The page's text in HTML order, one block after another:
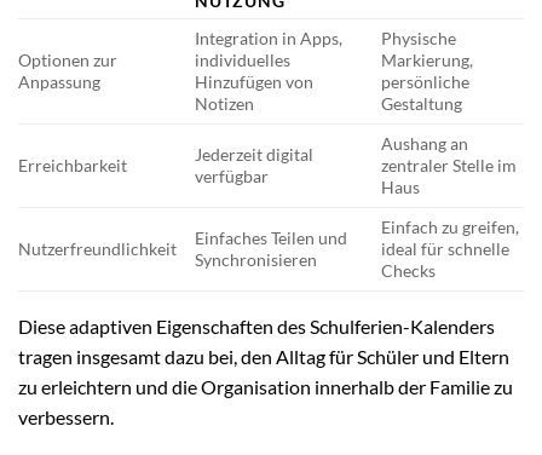
Optionen zur
Anpassung
Integration in Apps,
individuelles
Hinzufügen von
Notizen
Physische
Markierung,
persönliche
Gestaltung
Erreichbarkeit
Jederzeit digital
verfügbar
Aushang an
zentraler Stelle im
Haus
Nutzerfreundlichkeit
Einfaches Teilen und
Synchronisieren
Einfach zu greifen,
ideal für schnelle
Checks
Diese adaptiven Eigenschaften des Schulferien-Kalenders
tragen insgesamt dazu bei, den Alltag für Schüler und Eltern
zu erleichtern und die Organisation innerhalb der Familie zu
verbessern.